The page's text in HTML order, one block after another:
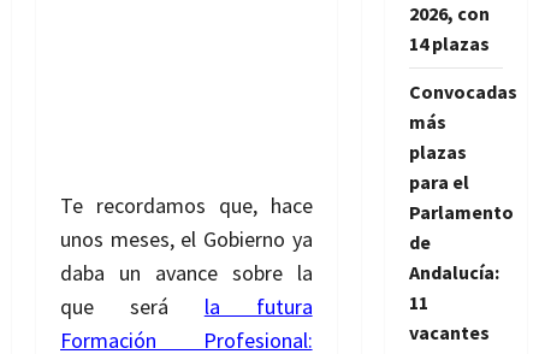
Te recordamos que, hace
unos meses, el Gobierno ya
daba un avance sobre la
que será la futura
Formación Profesional:
2026, con
14 plazas
Convocadas
más
plazas
para el
Parlamento
de
Andalucía:
11
vacantes